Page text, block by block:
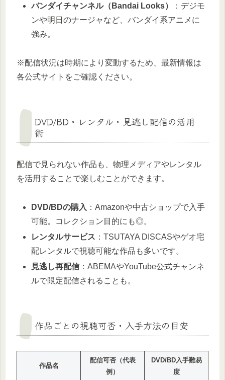
バンダイチャンネル（Bandai Looks）
：デジモ
ンや明日のナージャなど、バンダイ系アニメに
強み。
※配信状況は時期により変動するため、最新情報は
各公式サイトをご確認ください。
DVD/BD・レンタル・見逃し配信の活用
術
配信で見られない作品も、物理メディアやレンタル
を活用することで楽しむことができます。
DVD/BDの購入 ：Amazonや中古ショップで入手
可能。コレクション目的にも◎。
レンタルサービス ：TSUTAYA DISCASやゲオ宅
配レンタルで視聴可能な作品も多いです。
見逃し再配信 ：ABEMAやYouTube公式チャンネ
ルで限定配信されることも。
作品ごとの視聴可否・入手方法の目安
作品名
配信可否（代表
例）
DVD/BD入手難易
度